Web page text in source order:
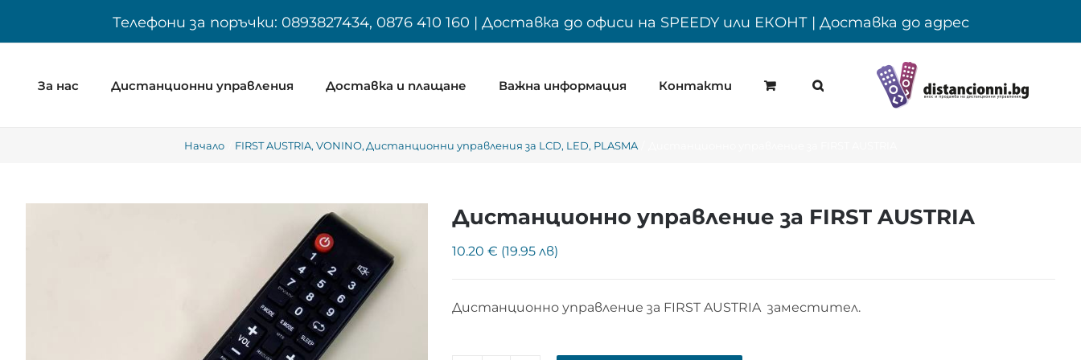
Телефони за поръчки: 0893827434, 0876 410 160 | Доставка до офиси на SPEEDY или ЕКОНТ | Доставка до адрес
За нас Дистанционни управления Доставка и плащане Важна информация Контакти
Начало FIRST AUSTRIA VONINO Дистанционни управления за LCD, LED, PLASMA
Дистанционно управление за FIRST AUSTRIA
10.20 € (19.95 лв)
Дистанционно управление за FIRST AUSTRIA заместител.